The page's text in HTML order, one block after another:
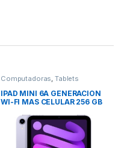
Computadoras,Tablets
IPAD MINI 6A GENERACION
WI-FI MAS CELULAR 256 GB